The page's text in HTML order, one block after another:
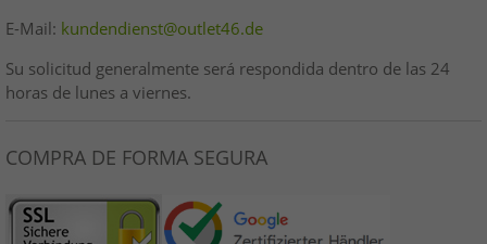
E-Mail: kundendienst@outlet46.de
Su solicitud generalmente será respondida dentro de las 24
horas de lunes a viernes.
COMPRA DE FORMA SEGURA